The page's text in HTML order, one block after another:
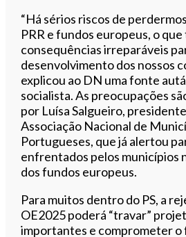
“Há sérios riscos de
PRR e fundos europeus, o
consequências irreparáveis
desenvolvimento dos nossos
explicou ao DN uma fonte
socialista. As preocupações
por Luísa Salgueiro,
Associação Nacional de
Portugueses, que já alertou
enfrentados pelos municípios
dos fundos europeus.
Para muitos dentro do PS, a
OE2025 poderá “travar”
importantes e comprometer o